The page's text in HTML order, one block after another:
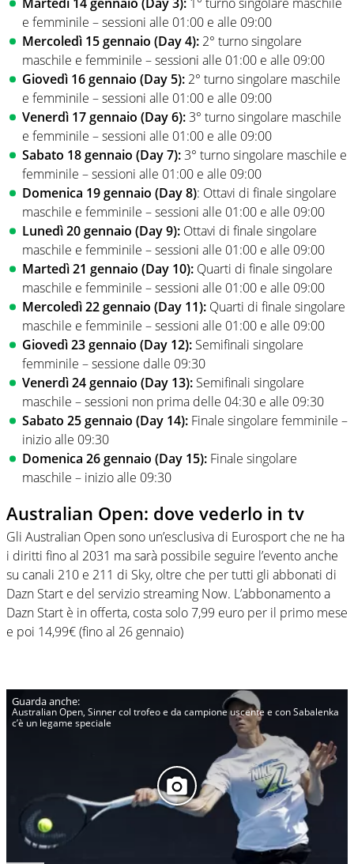
e femminile – sessioni alle 01:00 e alle 09:00
Mercoledì 15 gennaio (Day 4): 2° turno singolare
maschile e femminile – sessioni alle 01:00 e alle 09:00
Giovedì 16 gennaio (Day 5): 2° turno singolare maschile
e femminile – sessioni alle 01:00 e alle 09:00
Venerdì 17 gennaio (Day 6):3° turno singolare maschile
e femminile – sessioni alle 01:00 e alle 09:00
Sabato 18 gennaio (Day 7):3° turno singolare maschile e
femminile – sessioni alle 01:00 e alle 09:00
Domenica 19 gennaio (Day 8): Ottavi di finale singolare
maschile e femminile – sessioni alle 01:00 e alle 09:00
Lunedì 20 gennaio (Day 9): Ottavi di finale singolare
maschile e femminile – sessioni alle 01:00 e alle 09:00
Martedì 21 gennaio (Day 10): Quarti di finale singolare
maschile e femminile – sessioni alle 01:00 e alle 09:00
Mercoledì 22 gennaio (Day 11): Quarti di finale singolare
maschile e femminile – sessioni alle 01:00 e alle 09:00
Giovedì 23 gennaio (Day 12): Semifinali singolare
femminile – sessione dalle 09:30
Venerdì 24 gennaio (Day 13): Semifinali singolare
maschile – sessioni non prima delle 04:30 e alle 09:30
Sabato 25 gennaio (Day 14): Finale singolare femminile –
inizio alle 09:30
Domenica 26 gennaio (Day 15): Finale singolare
maschile – inizio alle 09:30
Australian Open: dove vederlo in tv
Gli Australian Open sono un’esclusiva di Eurosport che ne ha
i diritti fino al 2031 ma sarà possibile seguire l’evento anche
su canali 210 e 211 di Sky, oltre che per tutti gli abbonati di
Dazn Start e del servizio streaming Now. L’abbonamento a
Dazn Start è in offerta, costa solo 7,99 euro per il primo mese
e poi 14,99€ (fino al 26 gennaio)
Australian Open, Sinner col trofeo e da campione uscente e con Sabalenka
c’è un legame speciale